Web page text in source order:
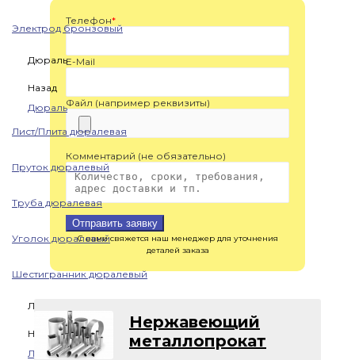
Электрод бронзовый
Дюраль
Назад
Дюраль
Лист/Плита дюралевая
Пруток дюралевый
Труба дюралевая
Уголок дюралевый
Шестигранник дюралевый
Латунь
Назад
Латунь
Телефон*
E-Mail
Файл (например реквизиты)
Комментарий (не обязательно)
Отправить заявку
С вами свяжется наш менеджер для уточнения
деталей заказа
Нержавеющий
металлопрокат